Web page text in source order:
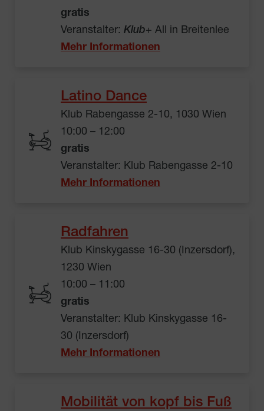
gratis
Veranstalter: Klub+ All in Breitenlee
Mehr Informationen
Latino Dance
Klub Rabengasse 2-10, 1030 Wien
10:00 – 12:00
gratis
Veranstalter: Klub Rabengasse 2-10
Mehr Informationen
Radfahren
Klub Kinskygasse 16-30 (Inzersdorf),
1230 Wien
10:00 – 11:00
gratis
Veranstalter: Klub Kinskygasse 16-
30 (Inzersdorf)
Mehr Informationen
Mobilität von kopf bis Fuß